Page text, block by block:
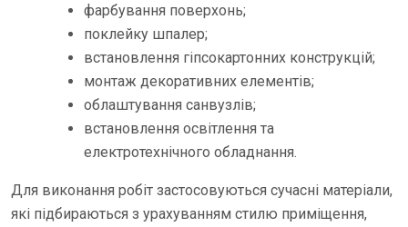
фарбування поверхонь;
поклейку шпалер;
встановлення гіпсокартонних конструкцій;
монтаж декоративних елементів;
облаштування санвузлів;
встановлення освітлення та
електротехнічного обладнання.
Для виконання робіт застосовуються сучасні матеріали,
які підбираються з урахуванням стилю приміщення,